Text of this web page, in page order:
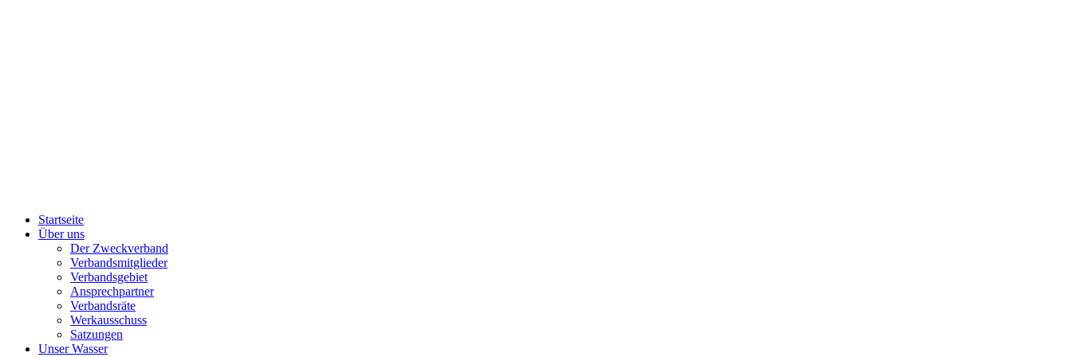
Startseite
Über uns
Der Zweckverband
Verbandsmitglieder
Verbandsgebiet
Ansprechpartner
Verbandsräte
Werkausschuss
Satzungen
Unser Wasser